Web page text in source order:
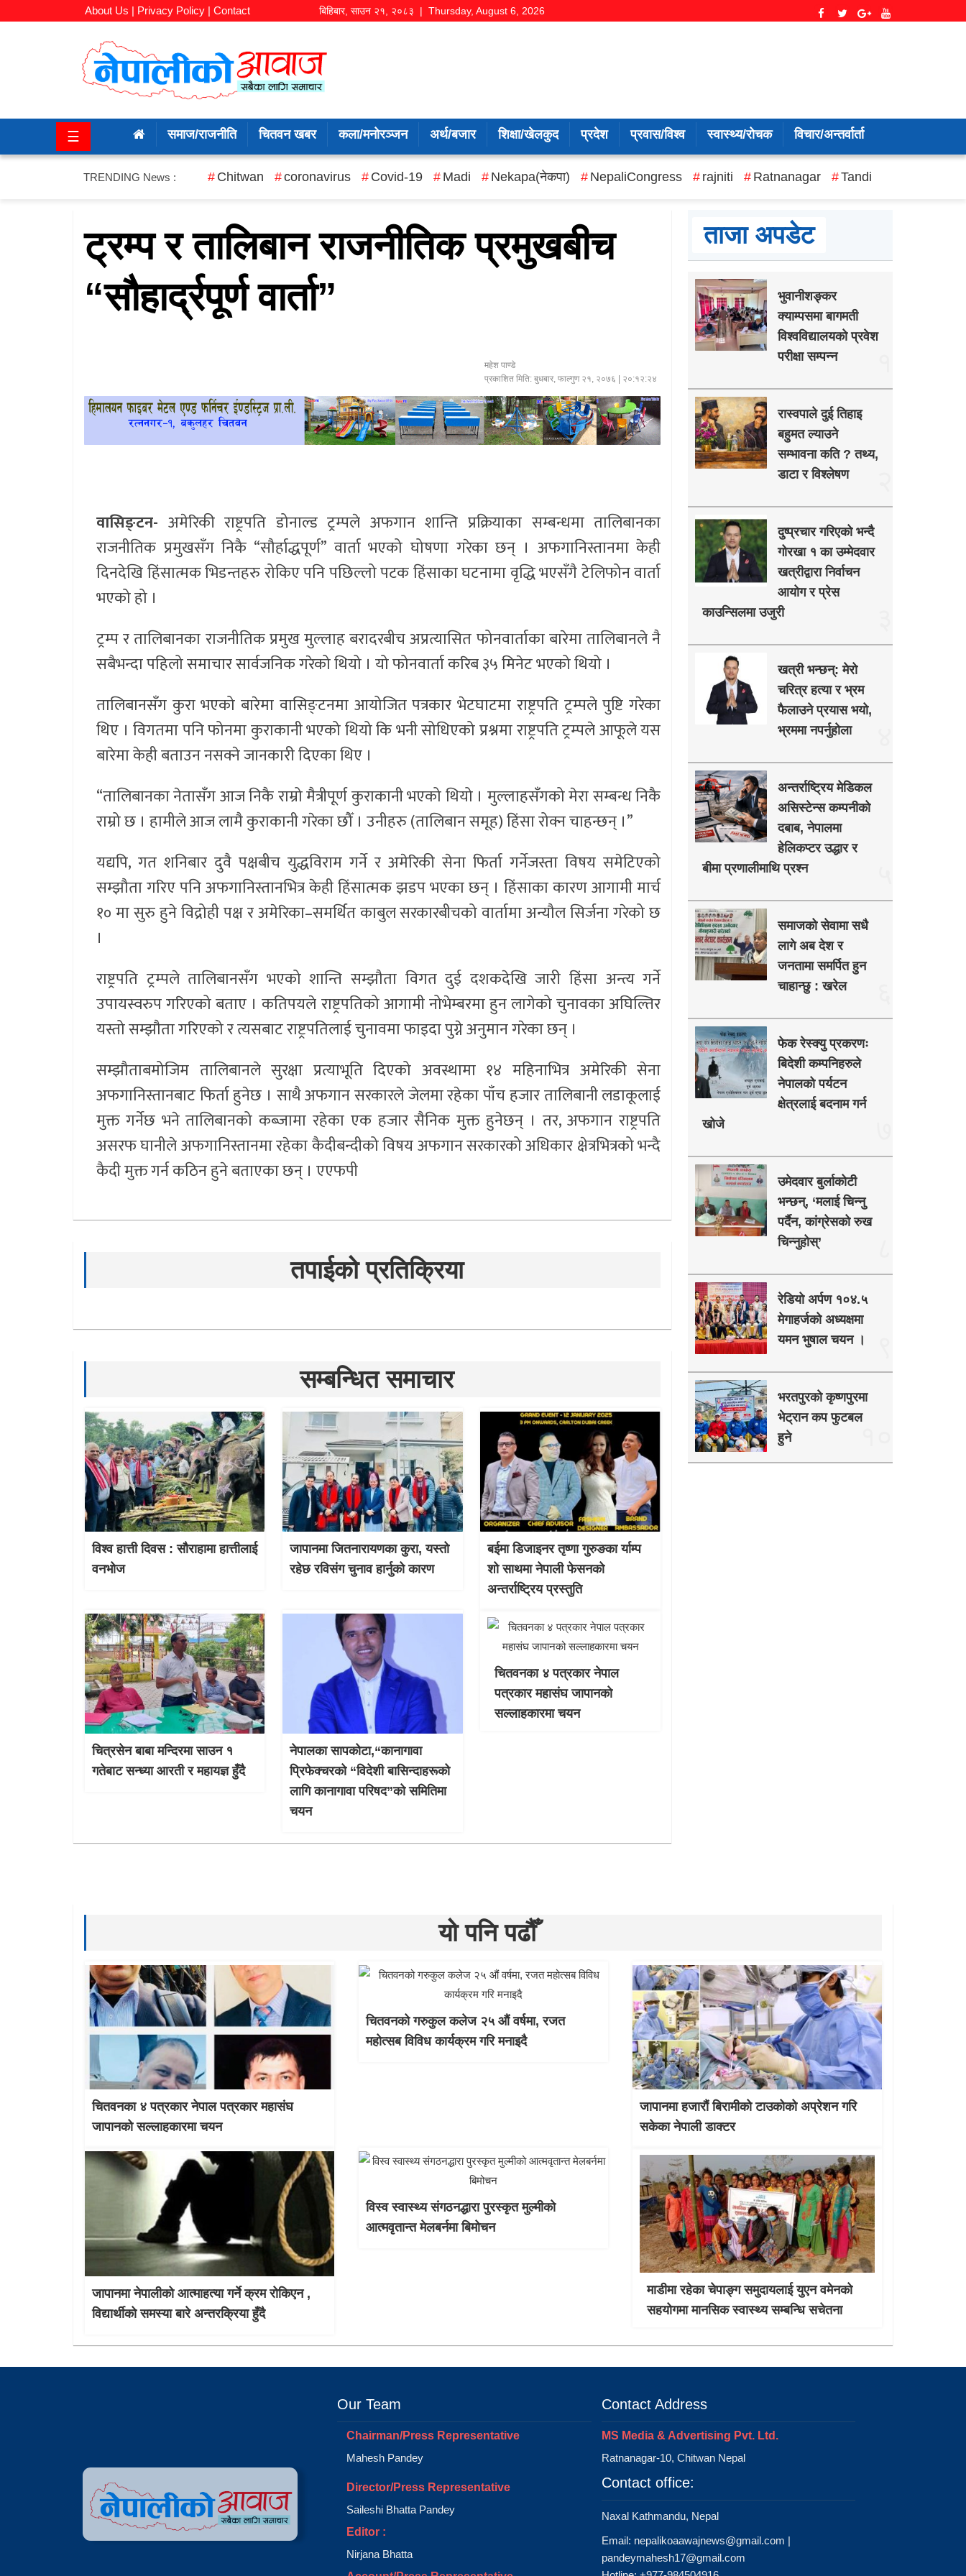
About Us | Privacy Policy | Contact बिहिबार, साउन २१, २०८३ | Thursday, August 6, 2026
राजनीति
☰ समाज/राजनीति चितवन खबर कला/मनोरञ्जन अर्थ/बजार शिक्षा/खेलकुद प्रदेश प्रवास/विश्व स्वास्थ्य/रोचक विचार/अन्तर्वार्ता
TRENDING News : Chitwan coronavirus Covid-19 Madi Nekapa(नेकपा) NepaliCongress rajniti Ratnanagar Tandi
ट्रम्प र तालिबान राजनीतिक प्रमुखबीच
“सौहार्द्रपूर्ण वार्ता”
महेश पाण्डे
प्रकाशित मिति:बुधबार, फाल्गुण २१, २०७६ | २०:१२:२४
वासिङ्टन- अमेरिकी राष्ट्रपति डोनाल्ड ट्रम्पले अफगान शान्ति प्रक्रियाका सम्बन्धमा तालिबानका
राजनीतिक प्रमुखसँग निकै “सौर्हाद्धपूर्ण” वार्ता भएको घोषणा गरेका छन् । अफगानिस्तानमा केही
दिनदेखि हिंसात्मक भिडन्तहरु रोकिए पनि पछिल्लो पटक हिंसाका घटनामा वृद्धि भएसँगै टेलिफोन वार्ता
भएको हो ।
ट्रम्प र तालिबानका राजनीतिक प्रमुख मुल्लाह बरादरबीच अप्रत्यासित फोनवार्ताका बारेमा तालिबानले नै
सबैभन्दा पहिलो समाचार सार्वजनिक गरेको थियो । यो फोनवार्ता करिब ३५ मिनेट भएको थियो ।
तालिबानसँग कुरा भएको बारेमा वासिङ्टनमा आयोजित पत्रकार भेटघाटमा राष्ट्रपति ट्रम्पले पुष्टि गरेका
थिए । विगतमा पनि फोनमा कुराकानी भएको थियो कि भनी सोधिएको प्रश्नमा राष्ट्रपति ट्रम्पले आफूले यस
बारेमा केही बताउन नसक्ने जानकारी दिएका थिए ।
“तालिबानका नेतासँग आज निकै राम्रो मैत्रीपूर्ण कुराकानी भएको थियो । मुल्लाहसँगको मेरा सम्बन्ध निकै
राम्रो छ । हामीले आज लामै कुराकानी गरेका छौँ । उनीहरु (तालिबान समूह) हिंसा रोक्न चाहन्छन् ।”
यद्यपि, गत शनिबार दुवै पक्षबीच युद्धविराम गर्ने र अमेरिकी सेना फिर्ता गर्नेजस्ता विषय समेटिएको
सम्झौता गरिए पनि अफगानिस्तानभित्र केही हिंसात्मक झडप भएका छन् । हिंसाका कारण आगामी मार्च
१० मा सुरु हुने विद्रोही पक्ष र अमेरिका–समर्थित काबुल सरकारबीचको वार्तामा अन्यौल सिर्जना गरेको छ
।
राष्ट्रपति ट्रम्पले तालिबानसँग भएको शान्ति सम्झौता विगत दुई दशकदेखि जारी हिंसा अन्त्य गर्ने
उपायस्वरुप गरिएको बताए । कतिपयले राष्ट्रपतिको आगामी नोभेम्बरमा हुन लागेको चुनावका अघिल्तिर
यस्तो सम्झौता गरिएको र त्यसबाट राष्ट्रपतिलाई चुनावमा फाइदा पुग्ने अनुमान गरेका छन् ।
सम्झौताबमोजिम तालिबानले सुरक्षा प्रत्याभूति दिएको अवस्थामा १४ महिनाभित्र अमेरिकी सेना
अफगानिस्तानबाट फिर्ता हुनेछ । साथै अफगान सरकारले जेलमा रहेका पाँच हजार तालिबानी लडाकूलाई
मुक्त गर्नेछ भने तालिबानको कब्जामा रहेका एक हजार सैनिक मुक्त हुनेछन् । तर, अफगान राष्ट्रपति
असरफ घानीले अफगानिस्तानमा रहेका कैदीबन्दीको विषय अफगान सरकारको अधिकार क्षेत्रभित्रको भन्दै
कैदी मुक्त गर्न कठिन हुने बताएका छन् । एएफपी
तपाईको प्रतिक्रिया
सम्बन्धित समाचार
विश्व हात्ती दिवस : सौराहामा हात्तीलाई
वनभोज
जापानमा जितनारायणका कुरा, यस्तो
रहेछ रविसंग चुनाव हार्नुको कारण
बईमा डिजाइनर तृष्णा गुरुङका र्याम्प
शो साथमा नेपाली फेसनको
अन्तर्राष्ट्रिय प्रस्तुति
चित्रसेन बाबा मन्दिरमा साउन १
गतेबाट सन्ध्या आरती र महायज्ञ हुँदै
नेपालका सापकोटा,“कानागावा
प्रिफेक्चरको “विदेशी बासिन्दाहरूको
लागि कानागावा परिषद”को समितिमा
चयन
चितवनका ४ पत्रकार नेपाल
पत्रकार महासंघ जापानको
सल्लाहकारमा चयन
ताजा अपडेट
भुवानीशङ्कर
क्याम्पसमा बागमती
विश्वविद्यालयको प्रवेश
परीक्षा सम्पन्न
रास्वपाले दुई तिहाइ
बहुमत ल्याउने
सम्भावना कति ? तथ्य,
डाटा र विश्लेषण
दुष्प्रचार गरिएको भन्दै
गोरखा १ का उम्मेदवार
खत्रीद्वारा निर्वाचन
आयोग र प्रेस
काउन्सिलमा उजुरी
खत्री भन्छन्: मेरो
चरित्र हत्या र भ्रम
फैलाउने प्रयास भयो,
भ्रममा नपर्नुहोला
अन्तर्राष्ट्रिय मेडिकल
असिस्टेन्स कम्पनीको
दबाब, नेपालमा
हेलिकप्टर उद्धार र
बीमा प्रणालीमाथि प्रश्न
समाजको सेवामा सधै
लागे अब देश र
जनतामा समर्पित हुन
चाहान्छु : खरेल
फेक रेस्क्यु प्रकरणः
बिदेशी कम्पनिहरुले
नेपालको पर्यटन
क्षेत्रलाई बदनाम गर्न
खोजे
उमेदवार बुर्लाकोटी
भन्छन्, ‘मलाई चिन्नु
पर्दैन, कांग्रेसको रुख
चिन्नुहोस्’
रेडियो अर्पण १०४.५
मेगाहर्जको अध्यक्षमा
यमन भुषाल चयन ।
भरतपुरको कृष्णपुरमा
भेट्रान कप फुटबल
हुने
यो पनि पढौँ
चितवनका ४ पत्रकार नेपाल पत्रकार महासंघ
जापानको सल्लाहकारमा चयन
चितवनको गरुकुल कलेज २५ औं वर्षमा, रजत
महोत्सब विविध कार्यक्रम गरि मनाइदै
जापानमा हजारौं बिरामीको टाउकोको अप्रेशन गरि
सकेका नेपाली डाक्टर
जापानमा नेपालीको आत्माहत्या गर्ने क्रम रोकिएन ,
विद्यार्थीको समस्या बारे अन्तरक्रिया हुँदै
विस्व स्वास्थ्य संगठनद्धारा पुरस्कृत मुल्मीको
आत्मवृतान्त मेलबर्नमा बिमोचन
माडीमा रहेका चेपाङ्ग समुदायलाई युएन वमेनको
सहयोगमा मानसिक स्वास्थ्य सम्बन्धि सचेतना
Our Team
Chairman/Press Representative
Mahesh Pandey
Director/Press Representative
Saileshi Bhatta Pandey
Editor :
Nirjana Bhatta
Contact Address
MS Media & Advertising Pvt. Ltd.
Ratnanagar-10, Chitwan Nepal
Contact office:
Naxal Kathmandu, Nepal
Email: nepalikoaawajnews@gmail.com |
pandeymahesh17@gmail.com